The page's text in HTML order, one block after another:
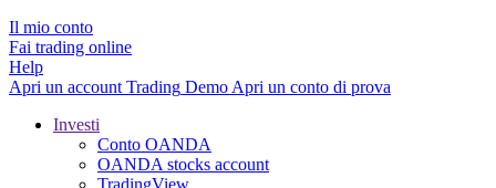
Il mio conto
Fai trading online
Help
Apri un account Trading Demo Apri un conto di prova
Investi
Conto OANDA
OANDA stocks account
TradingView